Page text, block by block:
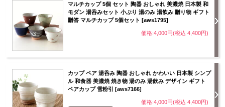
マルチカップ 5個 セット 陶器 おしゃれ 美濃焼 日本製 和
モダン 湯呑みセット 小ぶり 湯のみ 湯飲み 贈り物 ギフト
贈答 マルチカップ 5個セット [aws1795]
価格:4,000円(税込 4,400円)
カップ ペア 湯呑み 陶器 おしゃれ かわいい 日本製 シンプ
ル 和食器 美濃焼 焼き物 湯のみ 湯飲み デザイン ギフト
ペアカップ 雪粉引 [aws7166]
価格:4,000円(税込 4,400円)